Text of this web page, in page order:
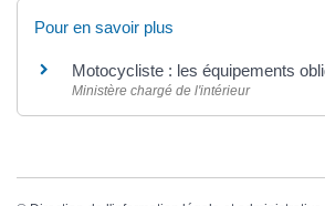
Pour en savoir plus
Motocycliste : les équipements
Ministère chargé de l'intérieur